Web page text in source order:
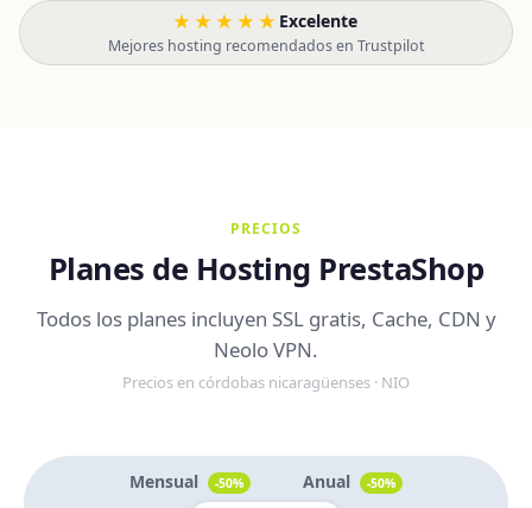
★★★★★ Excelente·
Mejores hosting recomendados en Trustpilot
PRECIOS
Planes de Hosting PrestaShop
Todos los planes incluyen SSL gratis, Cache, CDN y
Neolo VPN.
Precios en córdobas nicaragüenses · NIO
Mensual -50% Anual -50%